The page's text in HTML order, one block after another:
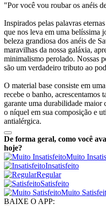
"Por você vou roubar os anéis
Inspirados pelas palavras
que nos leva em uma belíssima
beleza grandiosa dos anéis de
maravilhas da nossa galáxia,
minimalismo perolado. Nossas
são um verdadeiro tributo ao
O material base consiste em
recebe o banho, acrescentamos
garante uma durabilidade maior
o níquel em sua composição e
antialérgica.
De forma geral, como você
hoje?
Muito
Insatisfeito
Regular
Satisfeito
Muito
BAIXE O APP: